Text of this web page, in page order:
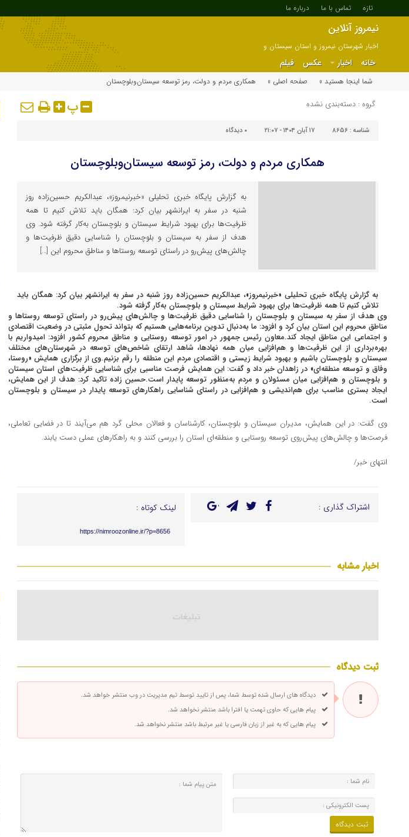
تازه تماس با ما درباره ما
نیمروز آنلاین
اخبار شهرستان نیمروز و استان سیستان و
بلوچستان
خانه اخبار عکس فیلم
شما اینجا هستید »
صفحه اصلی » همکاری مردم و دولت، رمز توسعه سیستان‌وبلوچستان
گروه : دسته‌بندی نشده پ
شناسه : 8656 ۱۷ آبان ۱۴۰۴ - ۲۱:۰۷ ۰ دیدگاه
همکاری مردم و دولت، رمز توسعه سیستان‌وبلوچستان
به گزارش پایگاه خبری تحلیلی «خبرنیمروز»، عبدالکریم حسین‌زاده روز
شنبه در سفر به ایرانشهر بیان کرد: همگان باید تلاش کنیم تا همه
ظرفیت‌ها برای بهبود شرایط سیستان و بلوچستان به‌کار گرفته شود. وی
هدف از سفر به سیستان و بلوچستان را شناسایی دقیق ظرفیت‌ها و
چالش‌های پیش‌رو در راستای توسعه روستاها و مناطق محروم این […]
به گزارش پایگاه خبری تحلیلی «خبرنیمروز»، عبدالکریم حسین‌زاده روز شنبه در سفر به ایرانشهر بیان کرد: همگان باید
تلاش کنیم تا همه ظرفیت‌ها برای بهبود شرایط سیستان و بلوچستان به‌کار گرفته شود.
وی هدف از سفر به سیستان و بلوچستان را شناسایی دقیق ظرفیت‌ها و چالش‌های پیش‌رو در راستای توسعه روستاها و
مناطق محروم این استان بیان کرد و افزود: ما به‌دنبال تدوین برنامه‌هایی هستیم که بتواند تحول مثبتی در وضعیت اقتصادی
و اجتماعی این مناطق ایجاد کند.معاون رئیس جمهور در امور توسعه روستایی و مناطق محروم کشور افزود: امیدواریم با
بهره‌برداری از این ظرفیت‌ها و هم‌افزایی میان همه نهادها، شاهد ارتقای شاخص‌های توسعه در شهرستان‌های مختلف
سیستان و بلوچستان باشیم و بهبود شرایط زیستی و اقتصادی مردم این منطقه را رقم بزنیم.وی از برگزاری همایش «روستا،
وفاق و توسعه منطقه‌ای» در زاهدان خبر داد و گفت: این همایش فرصت مناسبی برای شناسایی ظرفیت‌های استان سیستان
و بلوچستان و هم‌افزایی میان مسئولان و مردم به‌منظور توسعه پایدار است.حسین زاده تاکید کرد: هدف از این همایش،
ایجاد بستری مناسب برای هم‌اندیشی و هم‌افزایی در راستای شناسایی راهکارهای توسعه پایدار در سیستان و بلوچستان
است.
وی گفت: در این همایش، مدیران سیستان و بلوچستان، کارشناسان و فعالان محلی گرد هم می‌آیند تا در فضایی تعاملی،
فرصت‌ها و چالش‌های پیش‌روی توسعه روستایی و منطقه‌ای استان را بررسی کنند و به راهکارهای عملی دست یابند.
انتهای خبر/
اشتراک گذاری : لینک کوتاه :
https://nimroozonline.ir/?p=8656
اخبار مشابه
ثبت دیدگاه
دیدگاه های ارسال شده توسط شما، پس از تایید توسط تیم مدیریت در وب منتشر خواهد شد.
پیام هایی که حاوی تهمت یا افترا باشد منتشر نخواهد شد.
پیام هایی که به غیر از زبان فارسی یا غیر مرتبط باشد منتشر نخواهد شد.